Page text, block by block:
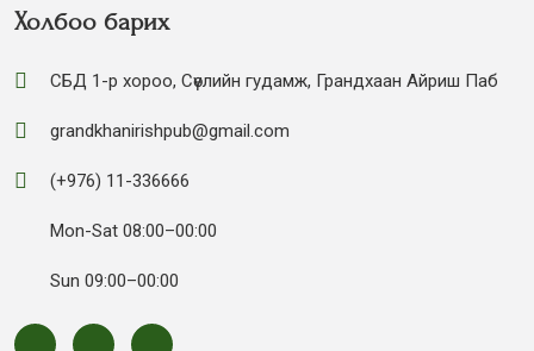
Холбоо барих
СБД 1-р хороо, Сөүлийн гудамж, Грандхаан Айриш Паб
grandkhanirishpub@gmail.com
(+976) 11-336666
Mon-Sat 08:00–00:00
Sun 09:00–00:00